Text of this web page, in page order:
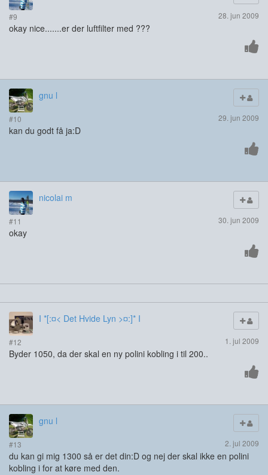
#9 28. jun 2009
okay nice.......er der luftfilter med ???
gnu l
#10 29. jun 2009
kan du godt få ja:D
nicolai m
#11 30. jun 2009
okay
I *[:¤< Det Hvide Lyn >¤:]* I
#12 1. jul 2009
Byder 1050, da der skal en ny polini kobling i til 200..
gnu l
#13 2. jul 2009
du kan gi mig 1300 så er det din:D og nej der skal ikke en polini
kobling i for at køre med den.